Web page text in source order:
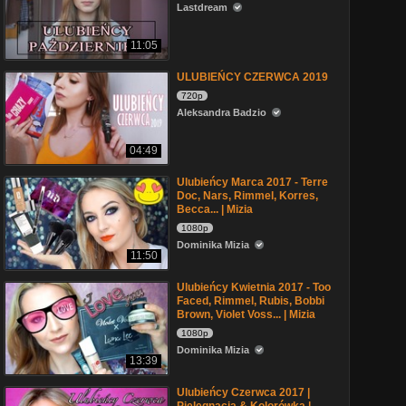
11:05
Lastdream
04:49
ULUBIEŃCY CZERWCA 2019
720p
Aleksandra Badzio
11:50
Ulubieńcy Marca 2017 - Terre
Doc, Nars, Rimmel, Korres,
Becca... | Mizia
1080p
Dominika Mizia
13:39
Ulubieńcy Kwietnia 2017 - Too
Faced, Rimmel, Rubis, Bobbi
Brown, Violet Voss... | Mizia
1080p
Dominika Mizia
Ulubieńcy Czerwca 2017 |